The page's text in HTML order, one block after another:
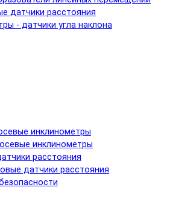
датчики расстояния
- датчики угла наклона
инклинометры
инклинометры
расстояния
датчики расстояния